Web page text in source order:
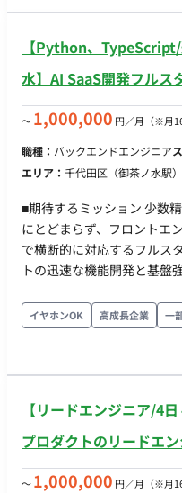
ツール◆ ・言語：Python
【Python、
水】AI SaaS開発フルス
〜1,000,000 円／月 （※月
職種： バックエンドエンジニア
エリア： 千代田区（御茶ノ水駅）
■期待するミッション 少数
にとどまらず、フロントエ
で横断的に対応するフルス
トの迅速な機能開発と基盤強
ト・保守運用】 ・AI SaaS
およびバックエンドの開発
用 ・（希望や適性に応じ
フラの構築・運用 ※日本語
弱 ・マネジメント・採用担当：1名 ■開発環境 ※
プログラミング：Python,
Azure ・その他：Devin,
イヤホンOK 高成長企業 一
【リードエンジニア/4
プロダクトのリードエ
〜1,000,000 円／月 （※月